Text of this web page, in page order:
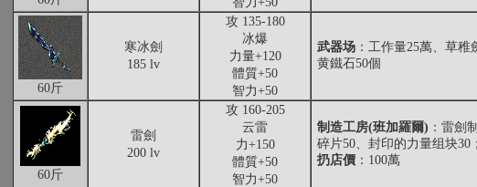
60斤
寒冰劍
185 lv
攻 135-180
冰爆
力量+120
體質+50
智力+50
武器场 ：工作量25萬、草稚
黄鐵石50個
60斤
雷劍
200 lv
攻 160-205
云雷
力+150
體質+50
智力+50
制造工房(班加羅爾) ：雷劍
碎片50、封印的力量组块30
扔店價 ：100萬